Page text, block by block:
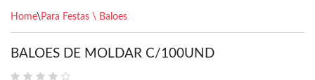
Home\Para Festas \ Baloes
BALOES DE MOLDAR C/100UND